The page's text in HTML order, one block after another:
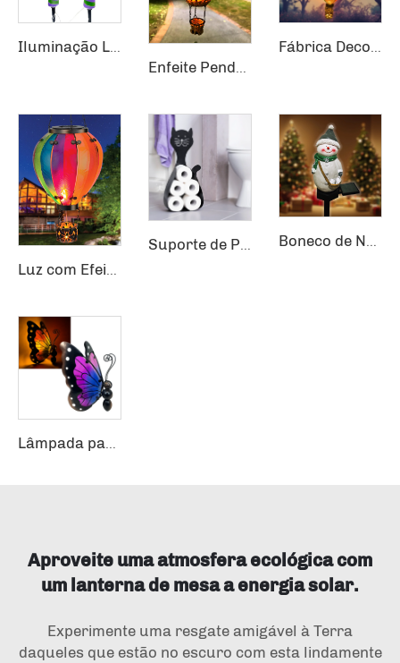
Iluminação LED para Jardim com Pernas de Bruxa e Conector para o Solo, Suprimentos para Feriados de Halloween e Natal
Fábrica Decoração de Jardim Chama Flickering Solar Balão Quente Pendurado Lanterna
Luz com Efeito de Chama Flickering, Decoração de Jardim com Balão de Ar Quente, Lâmpada Pendurada Solar com Balão Quente
Lâmpada para pátio à prova d'água, Decoração de Caminho de Jardim em Metal e Vidro, Luzes Decorativas LED, Iluminação Externa Solar, Luz de Jardim em Forma de Borboleta
Aproveite uma atmosfera ecológica com
um lanterna de mesa a energia solar.
Experimente uma resgate amigável à Terra
daqueles que estão no escuro com esta lindamente